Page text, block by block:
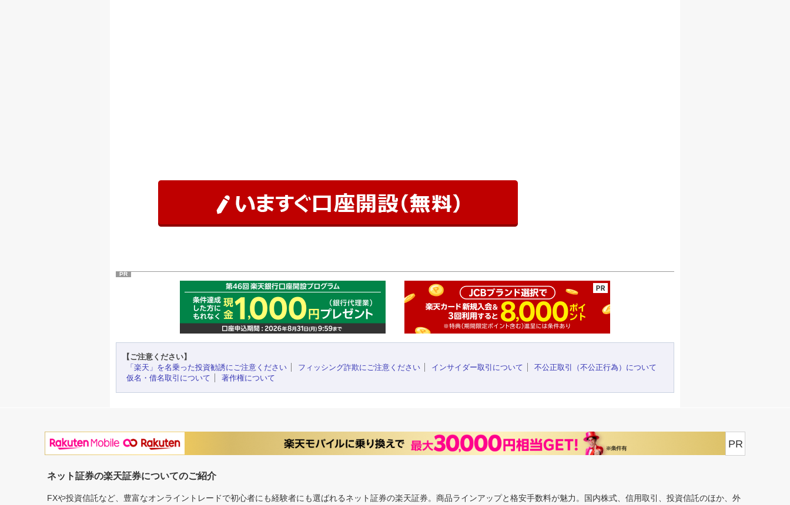
PR
【ご注意ください】
「楽天」を名乗った投資勧誘にご注意ください
フィッシング詐欺にご注意ください インサイダー取引について
不公正取引（不公正行為）について
仮名・借名取引について
著作権について
PR
ネット証券の楽天証券についてのご紹介
FXや投資信託など、豊富なオンライントレードで初心者にも経験者にも選ばれるネット証券の楽天証券。商品ラインアップと格安手数料が魅力。国内株式、信用取引、投資信託のほか、外